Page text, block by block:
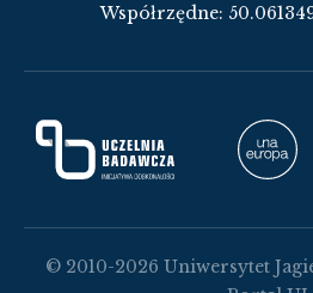
Współrzędne:
© 2010-2026 Uniwersytet